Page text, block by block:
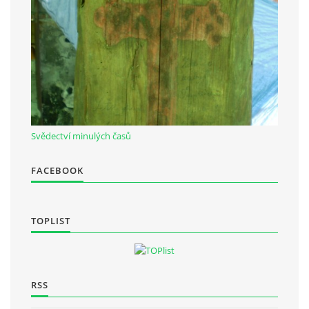
Občanská vzdělávací jednota "Komenský" v Choceradech z.s.
Chocerady 4
257 24 Chocerady
IČ: 498 28 614
Kontaktní osoba:
Svědectví minulých časů
FACEBOOK
TOPLIST
RSS